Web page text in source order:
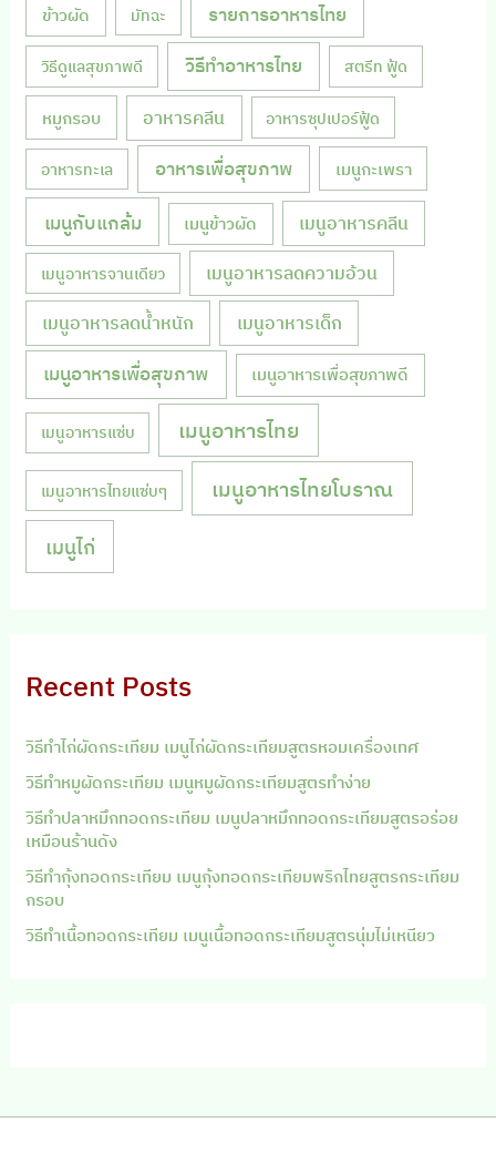
ข้าวผัด มัทฉะ รายการอาหารไทย
วิธีดูแลสุขภาพดี วิธีทำอาหารไทย สตรีท ฟู้ด
หมูกรอบ อาหารคลีน อาหารซุปเปอร์ฟู้ด
อาหารทะเล อาหารเพื่อสุขภาพ เมนูกะเพรา
เมนูกับแกล้ม เมนูข้าวผัด เมนูอาหารคลีน
เมนูอาหารจานเดียว เมนูอาหารลดความอ้วน
เมนูอาหารลดน้ำหนัก เมนูอาหารเด็ก
เมนูอาหารเพื่อสุขภาพ เมนูอาหารเพื่อสุขภาพดี
เมนูอาหารแซ่บ เมนูอาหารไทย
เมนูอาหารไทยแซ่บๆ เมนูอาหารไทยโบราณ
เมนูไก่
Recent Posts
วิธีทำไก่ผัดกระเทียม เมนูไก่ผัดกระเทียมสูตรหอมเครื่องเทศ
วิธีทำหมูผัดกระเทียม เมนูหมูผัดกระเทียมสูตรทำง่าย
วิธีทำปลาหมึกทอดกระเทียม เมนูปลาหมึกทอดกระเทียมสูตรอร่อย
เหมือนร้านดัง
วิธีทำกุ้งทอดกระเทียม เมนูกุ้งทอดกระเทียมพริกไทยสูตรกระเทียม
กรอบ
วิธีทำเนื้อทอดกระเทียม เมนูเนื้อทอดกระเทียมสูตรนุ่มไม่เหนียว